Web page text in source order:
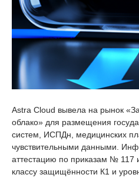
Astra Cloud вывела на рынок
облако» для размещения
систем, ИСПДн, медицинских
чувствительными данными.
аттестацию по приказам №
классу защищённости К1 и